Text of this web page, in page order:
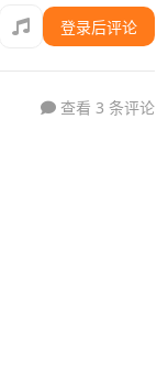
登录后评论
查看 3 条评论